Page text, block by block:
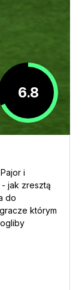
6.8
i
jak zresztą
do
którym